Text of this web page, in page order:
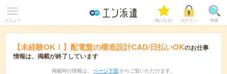
メニュー 気になる! ログイン 検索
【未経験OK！】配電盤の構造設計CAD/日払いOKのお仕事
情報は、掲載が終了しています
掲載時の情報は、 ページ下部 からご覧いただけます。